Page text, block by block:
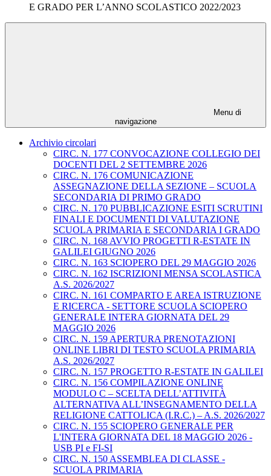
E GRADO PER L’ANNO SCOLASTICO 2022/2023
Menu di
navigazione
Archivio circolari
CIRC. N. 177 CONVOCAZIONE COLLEGIO DEI
DOCENTI DEL 2 SETTEMBRE 2026
CIRC. N. 176 COMUNICAZIONE
ASSEGNAZIONE DELLA SEZIONE – SCUOLA
SECONDARIA DI PRIMO GRADO
CIRC. N. 170 PUBBLICAZIONE ESITI SCRUTINI
FINALI E DOCUMENTI DI VALUTAZIONE
SCUOLA PRIMARIA E SECONDARIA I GRADO
CIRC. N. 168 AVVIO PROGETTI R-ESTATE IN
GALILEI GIUGNO 2026
CIRC. N. 163 SCIOPERO DEL 29 MAGGIO 2026
CIRC. N. 162 ISCRIZIONI MENSA SCOLASTICA
A.S. 2026/2027
CIRC. N. 161 COMPARTO E AREA ISTRUZIONE
E RICERCA - SETTORE SCUOLA SCIOPERO
GENERALE INTERA GIORNATA DEL 29
MAGGIO 2026
CIRC. N. 159 APERTURA PRENOTAZIONI
ONLINE LIBRI DI TESTO SCUOLA PRIMARIA
A.S. 2026/2027
CIRC. N. 157 PROGETTO R-ESTATE IN GALILEI
CIRC. N. 156 COMPILAZIONE ONLINE
MODULO C – SCELTA DELL’ATTIVITÀ
ALTERNATIVA ALL’INSEGNAMENTO DELLA
RELIGIONE CATTOLICA (I.R.C.) – A.S. 2026/2027
CIRC. N. 155 SCIOPERO GENERALE PER
L'INTERA GIORNATA DEL 18 MAGGIO 2026 -
USB PI e FI-SI
CIRC. N. 150 ASSEMBLEA DI CLASSE -
SCUOLA PRIMARIA